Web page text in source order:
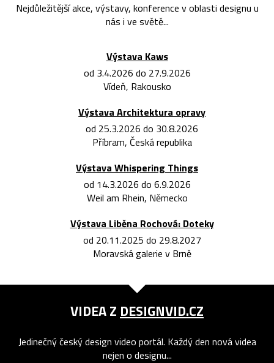
Nejdůležitější akce, výstavy, konference v oblasti designu u
nás i ve světě...
Výstava Kaws
od 3.4.2026 do 27.9.2026
Vídeň, Rakousko
Výstava Architektura opravy
od 25.3.2026 do 30.8.2026
Příbram, Česká republika
Výstava Whispering Things
od 14.3.2026 do 6.9.2026
Weil am Rhein, Německo
Výstava Liběna Rochová: Doteky
od 20.11.2025 do 29.8.2027
Moravská galerie v Brně
VIDEA Z DESIGNVID.CZ
Jedinečný český design video portál. Každý den nová videa
nejen o designu...